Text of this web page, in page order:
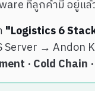
ที่ลูกค้ามี อยู่แ
"Logistics 6
→ Andon
· Cold Chain